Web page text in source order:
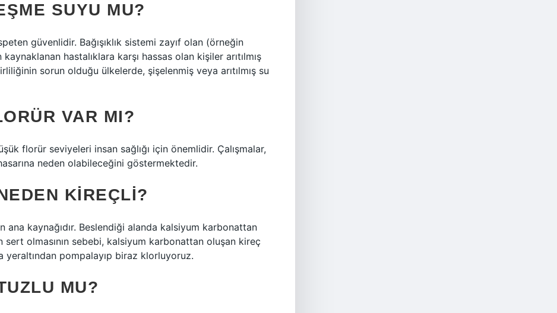
SUYU MU?
güvenlidir. Bağışıklık sistemi zayıf olan (örneğin
hastalıklara karşı hassas olan kişiler arıtılmış
sorun olduğu ülkelerde, şişelenmiş veya arıtılmış su
VAR MI?
florür seviyeleri insan sağlığı için önemlidir. Çalışmalar,
neden olabileceğini göstermektedir.
KIREÇLI?
ana kaynağıdır. Beslendiği alanda kalsiyum karbonattan
sert olmasının sebebi, kalsiyum karbonattan oluşan kireç
yeraltından pompalayıp biraz klorluyoruz.
MU?